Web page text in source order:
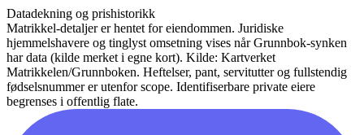
Datadekning og prishistorikk
Matrikkel-detaljer er hentet for eiendommen. Juridiske
hjemmelshavere og tinglyst omsetning vises når Grunnbok-synken
har data (kilde merket i egne kort). Kilde: Kartverket
Matrikkelen/Grunnboken. Heftelser, pant, servitutter og fullstendig
fødselsnummer er utenfor scope. Identifiserbare private eiere
begrenses i offentlig flate.